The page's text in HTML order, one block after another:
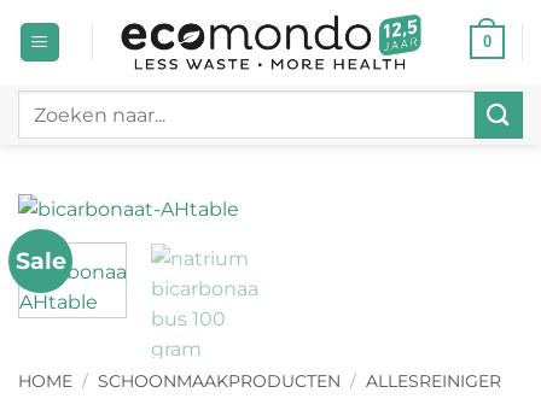
naar
0
Zoeken
Sale
HOME / SCHOONMAAKPRODUCTEN / ALLESREINIGER